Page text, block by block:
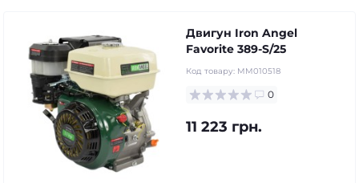
Двигун Iron Angel
Favorite 389-S/25
Код товару: MM010518
0
11 223 грн.